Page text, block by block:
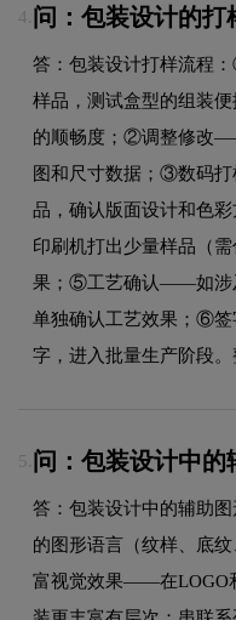
4. 问：包装设计的打
答：包装设计打样流程
样品，测试盒型的组装
的顺畅度；②调整修改
图和尺寸数据；③数码
品，确认版面设计和色
印刷机打出少量样品（
果；⑤工艺确认——如涉
单独确认工艺效果；⑥
字，进入批量生产阶段。
5. 问：包装设计中的
答：包装设计中的辅助
的图形语言（纹样、底
富视觉效果——在LOGO